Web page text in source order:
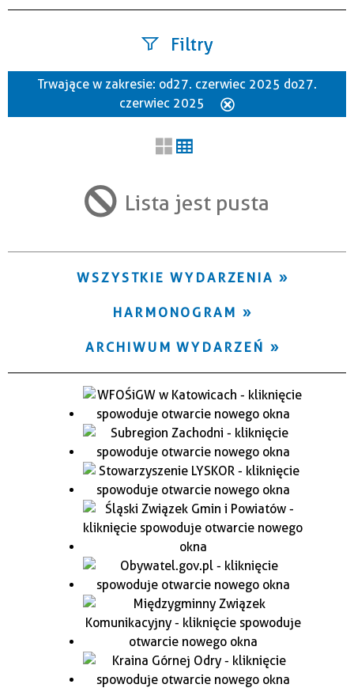
Filtry
Szukana fraza
Trwające w zakresie
Trwające w zakresie: od 27. czerwiec 2025 do 27.
czerwiec 2025
Lista jest pusta
WSZYSTKIE WYDARZENIA
HARMONOGRAM
ARCHIWUM WYDARZEŃ